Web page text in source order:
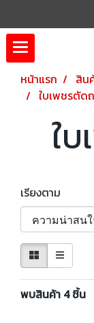
หน้าแรก สิน
ใบเพชรตัด
ใ
เรียงตาม
พบสินค้า 4 ชิ้น